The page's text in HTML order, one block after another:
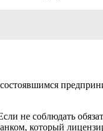
не соблюдать
который